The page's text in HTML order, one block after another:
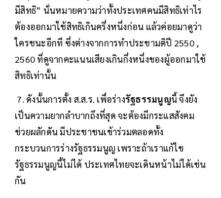
มีสิทธิ” นั่นหมายความว่าทั้งประเทศคนมีสิทธิเท่าไร
ต้องออกมาใช้สิทธิเกินครึ่งหนึ่งก่อน แล้วค่อยมาดูว่า
ใครชนะอีกที ซึ่งต่างจากการทำประชามติปี 2550 ,
2560 ที่ดูจากคะแนนเสียงเกินกึ่งหนึ่งของผู้ออกมาใช้
สิทธิเท่านั้น
7. ดังนั้นการตั้ง ส.ส.ร. เพื่อร่างรัฐธรรมนูญนี้ จึงยัง
เป็นความยากลำบากถึงที่สุด จะต้องมีกระแสสังคม
ช่วยผลักดัน มีประชาชนเข้าร่วมตลอดทั้ง
กระบวนการร่างรัฐธรรมนูญ เพราะถ้าเราแก้ไข
รัฐธรรมนูญนี้ไม่ได้ ประเทศไทยจะเดินหน้าไม่ได้เช่น
กัน